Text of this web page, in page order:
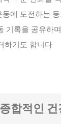
에 도전하는
기록을 공유하
하기도 합니다.
합적인 건